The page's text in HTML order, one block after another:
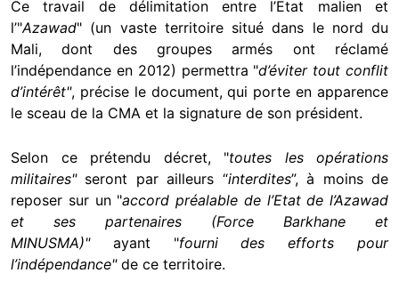
Ce travail de délimitation entre l’Etat malien et
l’"Azawad" (un vaste territoire situé dans le nord du
Mali, dont des groupes armés ont réclamé
l’indépendance en 2012) permettra "d’éviter tout conflit
d’intérêt", précise le document, qui porte en apparence
le sceau de la CMA et la signature de son président.
Selon ce prétendu décret, "toutes les opérations
militaires"seront par ailleurs “interdites”, à moins de
reposer sur un "accord préalable de l’Etat de l’Azawad
et ses partenaires (Force Barkhane et
MINUSMA)"ayant "fourni des efforts pour
l’indépendance"de ce territoire.